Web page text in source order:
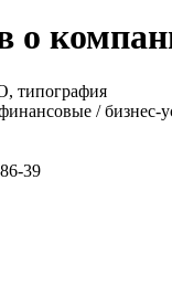
о
типография
/ бизнес-
39